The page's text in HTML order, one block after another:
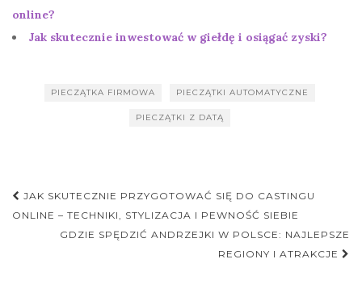
online?
Jak skutecznie inwestować w giełdę i osiągać zyski?
PIECZĄTKA FIRMOWA PIECZĄTKI AUTOMATYCZNE
PIECZĄTKI Z DATĄ
Nawigacja
postu
JAK SKUTECZNIE PRZYGOTOWAĆ SIĘ DO CASTINGU
ONLINE – TECHNIKI, STYLIZACJA I PEWNOŚĆ SIEBIE
GDZIE SPĘDZIĆ ANDRZEJKI W POLSCE: NAJLEPSZE
REGIONY I ATRAKCJE